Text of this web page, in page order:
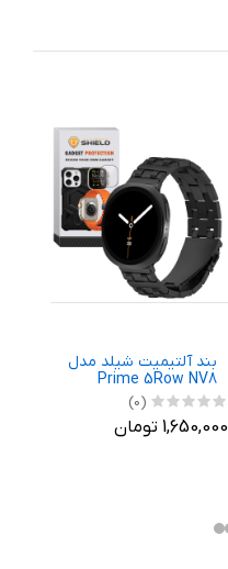
بند آلتیمیت شیلد مدل
Prime 5Row NV8
مناسب برای ساعت
هوشمند سامسونگ
Galaxy Watch 8 44mm
(0)
1,650,000 تومان